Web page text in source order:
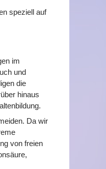
speziell auf
im
und
die
hinaus
Da wir
von freien